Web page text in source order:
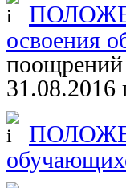
освоения
31.08.2016